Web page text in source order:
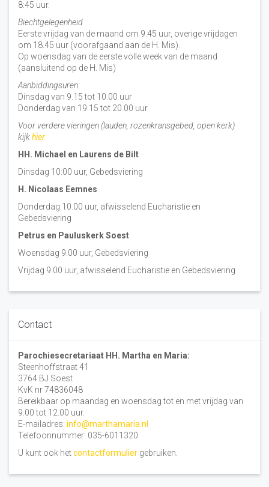
8:45 uur.
Biechtgelegenheid
Eerste vrijdag van de maand om 9.45 uur, overige vrijdagen
om 18.45 uur (voorafgaand aan de H. Mis).
Op woensdag van de eerste volle week van de maand
(aansluitend op de H. Mis)
Aanbiddingsuren:
Dinsdag van 9.15 tot 10.00 uur
Donderdag van 19.15 tot 20.00 uur
Voor verdere vieringen (lauden, rozenkransgebed, open kerk)
kijkhier
HH. Michael en Laurens de Bilt
Dinsdag 10:00 uur, Gebedsviering
H. Nicolaas Eemnes
Donderdag 10.00 uur, afwisselend Eucharistie en
Gebedsviering
Petrus en Pauluskerk Soest
Woensdag 9.00 uur, Gebedsviering
Vrijdag 9.00 uur, afwisselend Eucharistie en Gebedsviering
Contact
Parochiesecretariaat HH. Martha en Maria:
Steenhoffstraat 41
3764 BJ Soest
KvK nr 74836048
Bereikbaar op maandag en woensdag tot en met vrijdag van
9.00 tot 12.00 uur.
E-mailadres: info@marthamaria.nl
Telefoonnummer: 035-6011320
U kunt ook hetcontactformulier gebruiken.